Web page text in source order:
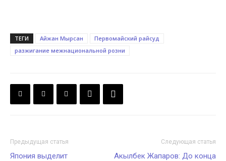
ТЕГИ Айжан Мырсан
Первомайский райсуд
разжигание межнациональной розни
Предыдущая статья
Япония выделит
Следующая статья
Акылбек Жапаров: До конца